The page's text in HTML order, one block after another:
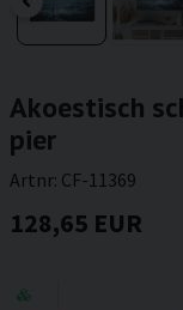
Akoestisch
pier
Artnr: CF-11369
128,65 EUR